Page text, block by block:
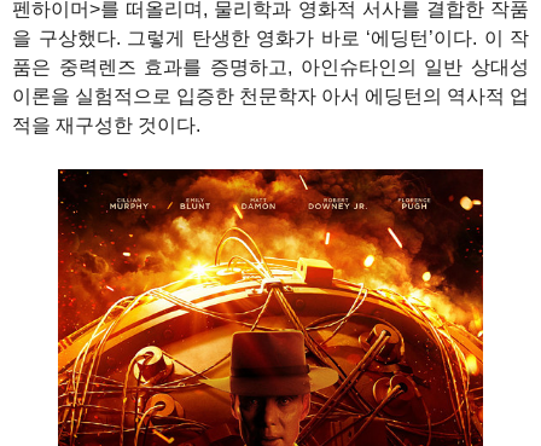
펜하이머>를 떠올리며, 물리학과 영화적 서사를 결합한 작품
을 구상했다. 그렇게 탄생한 영화가 바로 ‘에딩턴’이다. 이 작
품은 중력렌즈 효과를 증명하고, 아인슈타인의 일반 상대성
이론을 실험적으로 입증한 천문학자 아서 에딩턴의 역사적 업
적을 재구성한 것이다.